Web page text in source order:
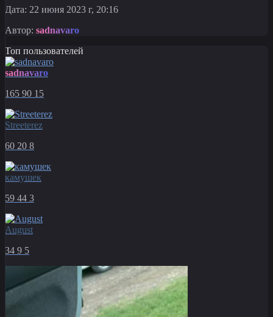
Дата: 22 июня 2023 г, 20:16
Автор: sadnavaro
Топ пользователей
sadnavaro
165 90 15
Streeterez
60 20 8
камушек
59 44 3
August
34 9 5